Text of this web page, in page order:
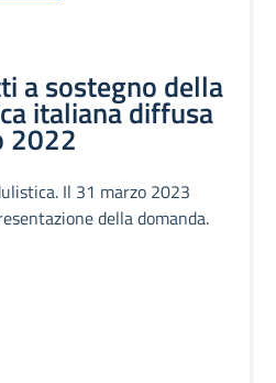
a sostegno della
italiana diffusa
2022
Il 31 marzo 2023
della domanda.